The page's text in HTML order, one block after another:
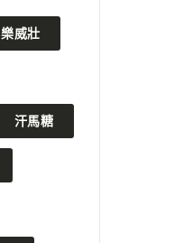
樂威壯
汗馬糖